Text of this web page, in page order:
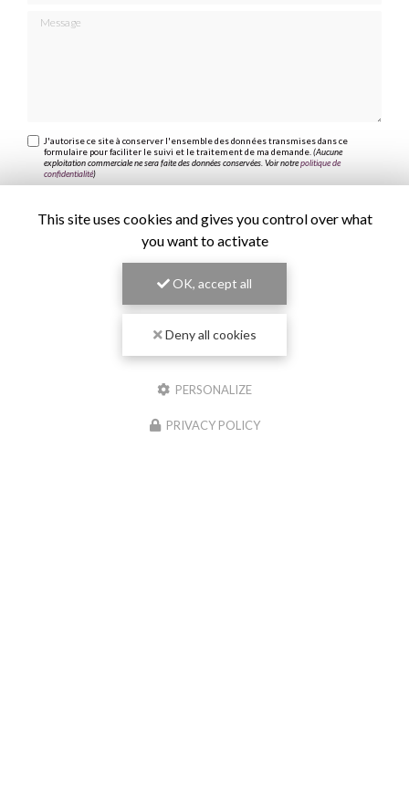
Message
J'autorise ce site à conserver l'ensemble des données transmises dans ce
formulaire pour faciliter le suivi et le traitement de ma demande.(Aucune
exploitation commerciale ne sera faite des données conservées. Voir notrepolitique de
confidentialité)
This site uses cookies and gives you control over what
you want to activate
OK, accept all
Deny all cookies
PERSONALIZE
PRIVACY POLICY